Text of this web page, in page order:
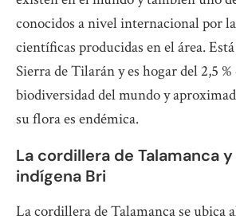
conocidos a nivel internacional por
científicas producidas en el área.
Sierra de Tilarán y es hogar del 2,5 %
biodiversidad del mundo y
su flora es endémica.
La cordillera de Talamanca
indígena Bri
La cordillera de Talamanca se ubica